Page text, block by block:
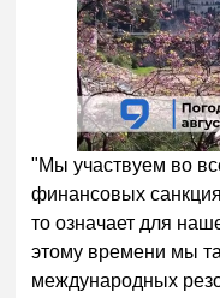
"Мы участвуем во
финансовых
то означает для
этому времени мы
международных